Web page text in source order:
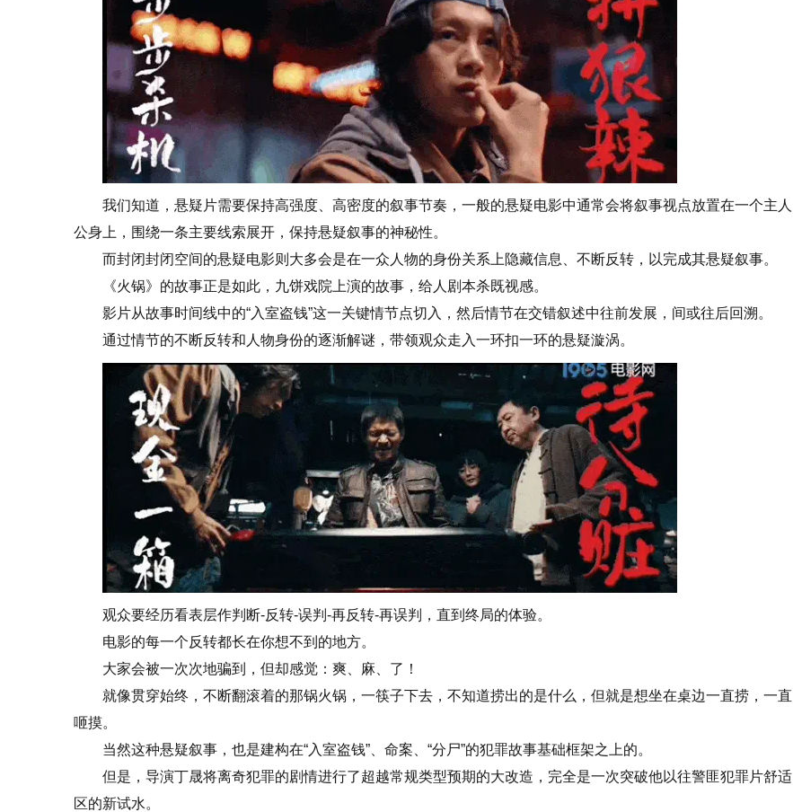
我们知道，悬疑片需要保持高强度、高密度的叙事节奏，一般的悬疑电影中通常会将叙事视点放置在一个主人
公身上，围绕一条主要线索展开，保持悬疑叙事的神秘性。
而封闭封闭空间的悬疑电影则大多会是在一众人物的身份关系上隐藏信息、不断反转，以完成其悬疑叙事。
《火锅》的故事正是如此，九饼戏院上演的故事，给人剧本杀既视感。
影片从故事时间线中的“入室盗钱”这一关键情节点切入，然后情节在交错叙述中往前发展，间或往后回溯。
通过情节的不断反转和人物身份的逐渐解谜，带领观众走入一环扣一环的悬疑漩涡。
观众要经历看表层作判断-反转-误判-再反转-再误判，直到终局的体验。
电影的每一个反转都长在你想不到的地方。
大家会被一次次地骗到，但却感觉：爽、麻、了！
就像贯穿始终，不断翻滚着的那锅火锅，一筷子下去，不知道捞出的是什么，但就是想坐在桌边一直捞，一直
咂摸。
当然这种悬疑叙事，也是建构在“入室盗钱”、命案、“分尸”的犯罪故事基础框架之上的。
但是，导演丁晟将离奇犯罪的剧情进行了超越常规类型预期的大改造，完全是一次突破他以往警匪犯罪片舒适
区的新试水。